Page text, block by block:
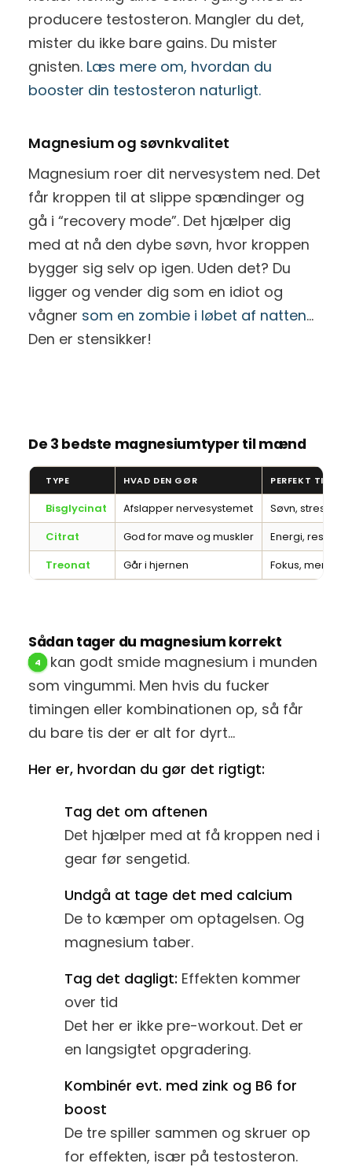
producere testosteron. Mangler du det,
mister du ikke bare gains. Du mister
gnisten. Læs mere om, hvordan du
booster din testosteron naturligt.
Magnesium og søvnkvalitet
Magnesium roer dit nervesystem ned. Det
får kroppen til at slippe spændinger og
gå i “recovery mode”. Det hjælper dig
med at nå den dybe søvn, hvor kroppen
bygger sig selv op igen. Uden det? Du
ligger og vender dig som en idiot og
vågner som en zombie i løbet af natten…
Den er stensikker!
De 3 bedste magnesiumtyper til mænd
TYPE HVAD DEN GØR PERFEKT TIL
Bisglycinat Afslapper nervesystemet
Søvn, stress
Citrat
God for mave og muskler
Energi,
Treonat
Går i hjernen Fokus, mental
Sådan tager du magnesium korrekt
Du kan godt smide magnesium i munden
som vingummi. Men hvis du fucker
timingen eller kombinationen op, så får
du bare tis der er alt for dyrt…
Her er, hvordan du gør det rigtigt:
Tag det om aftenen
Det hjælper med at få kroppen ned i
gear før sengetid.
Undgå at tage det med calcium
De to kæmper om optagelsen. Og
magnesium taber.
Tag det dagligt: Effekten kommer
over tid
Det her er ikke pre-workout. Det er
en langsigtet opgradering.
Kombinér evt. med zink og B6 for
boost
De tre spiller sammen og skruer op
for effekten, især på testosteron.